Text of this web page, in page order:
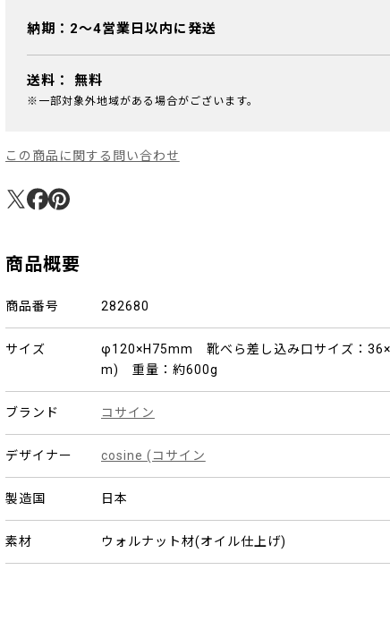
納期：2～4営業日以内に発送
送料： 無料
※一部対象外地域がある場合がございます。
この商品に関する問い合わせ
商品概要
商品番号 282680
サイズ
φ120×H75mm 靴べら差し込み口サイズ：
m) 重量：約600g
ブランド コサイン
デザイナー cosine (コサイン
製造国 日本
素材 ウォルナット材(オイル仕上げ)